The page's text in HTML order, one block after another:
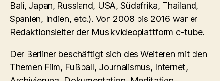
Bali, Japan, Russland, USA, Südafrika, Thailand,
Spanien, Indien, etc.). Von 2008 bis 2016 war er
Redaktionsleiter der Musikvideoplattform c-tube.
Der Berliner beschäftigt sich des Weiteren mit den
Themen Film, Fußball, Journalismus, Internet,